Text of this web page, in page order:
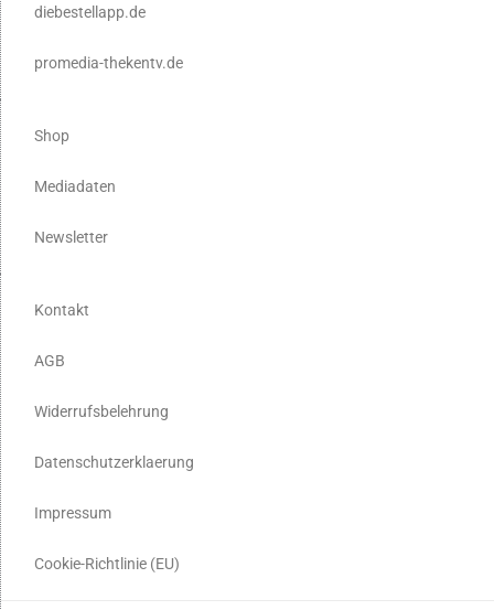
diebestellapp.de
promedia-thekentv.de
Shop
Mediadaten
Newsletter
Kontakt
AGB
Widerrufsbelehrung
Datenschutzerklaerung
Impressum
Cookie-Richtlinie (EU)